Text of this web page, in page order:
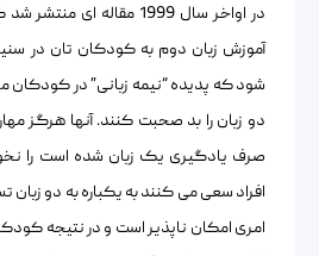
در اواخر سال 1999 مقاله
آموزش زبان دوم به کودکان تان در
شود که پدیده “نیمه زبانی” در کودکان
دو زبان را بد صحبت کنند. آنها هرگز
صرف یادگیری یک زبان شده است را
افراد سعی می کنند به یکباره به دو
امری امکان ناپذیر است و در نتیجه